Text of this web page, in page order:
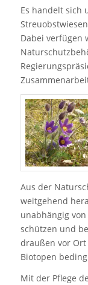
Es handelt sich
Dabei verfügen
Aus der
weitgehend
unabhängig
schützen und
draußen vor
Biotopen
Mit der Pflege